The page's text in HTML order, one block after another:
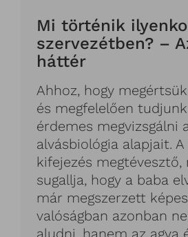
Mi történik
szervezétben? –
háttér
Ahhoz, hogy
és megfelelően
érdemes megvizsgálni
alvásbiológia alapjait. A
kifejezés
sugallja, hogy a baba
már megszerzett
valóságban azonban
aludni, hanem az agya